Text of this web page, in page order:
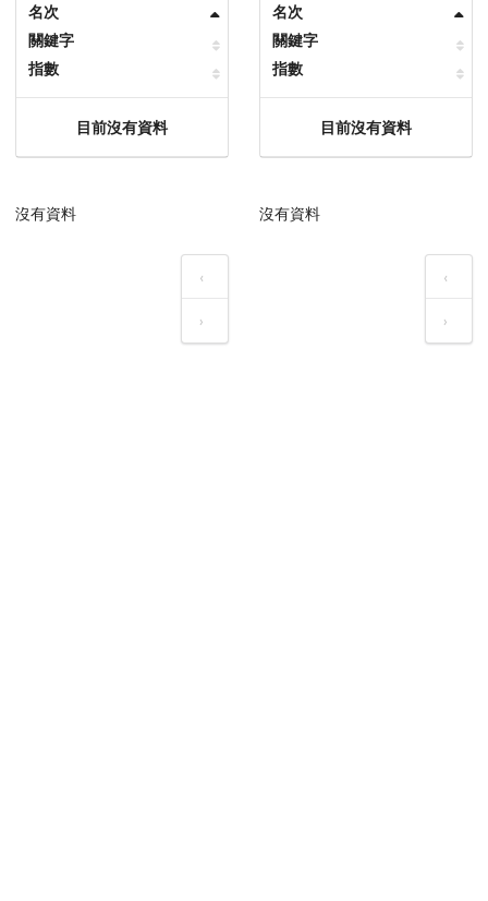
名次
關鍵字
指數
目前沒有資料
沒有資料
‹
›
名次
關鍵字
指數
目前沒有資料
沒有資料
‹
›